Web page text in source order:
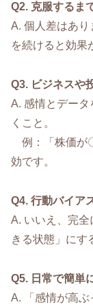
Q2. 克服するま
A. 個人差はあり
を続けると効果
Q3. ビジネスや
A. 感情とデー
くこと。
例：「株価が
効です。
Q4. 行動バイア
A. いいえ、完
きる状態」にす
Q5. 日常で簡単
A. 「感情が高ぶ